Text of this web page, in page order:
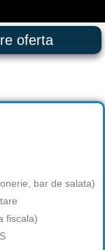
oferta
bar de salata)
fiscala)